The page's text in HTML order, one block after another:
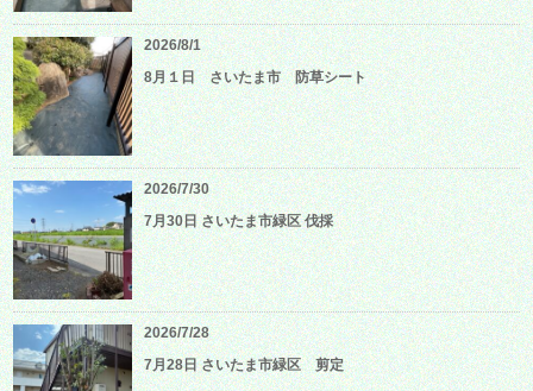
2026/8/1
8月１日 さいたま市 防草シート
2026/7/30
7月30日 さいたま市緑区 伐採
2026/7/28
7月28日 さいたま市緑区 剪定